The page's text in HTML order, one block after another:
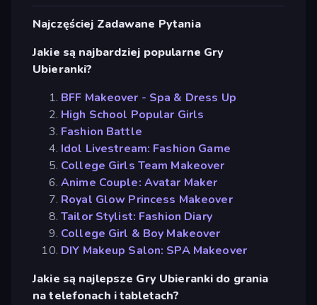
Najczęściej Zadawane Pytania
Jakie są najbardziej popularne Gry
Ubieranki?
BFF Makeover - Spa & Dress Up
High School Popular Girls
Fashion Battle
Idol Livestream: Fashion Game
College Girls Team Makeover
Anime Couple: Avatar Maker
Royal Glow Princess Makeover
Tailor Stylist: Fashion Diary
College Girl & Boy Makeover
DIY Makeup Salon: SPA Makeover
Jakie są najlepsze Gry Ubieranki do grania
na telefonach i tabletach?